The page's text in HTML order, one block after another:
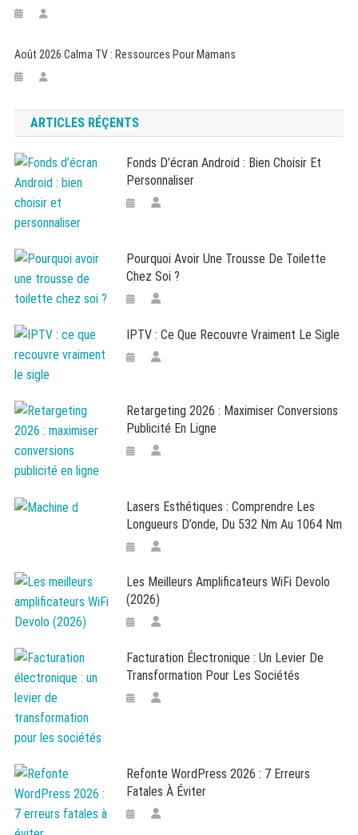
Août 2026 Calma TV : Ressources Pour Mamans
ARTICLES RÉÇENTS
Fonds D’écran Android : Bien Choisir Et
Personnaliser
Pourquoi Avoir Une Trousse De Toilette
Chez Soi ?
IPTV : Ce Que Recouvre Vraiment Le Sigle
Retargeting 2026 : Maximiser Conversions
Publicité En Ligne
Lasers Esthétiques : Comprendre Les
Longueurs D’onde, Du 532 Nm Au 1064 Nm
Les Meilleurs Amplificateurs WiFi Devolo
(2026)
Facturation Électronique : Un Levier De
Transformation Pour Les Sociétés
Refonte WordPress 2026 : 7 Erreurs
Fatales À Éviter